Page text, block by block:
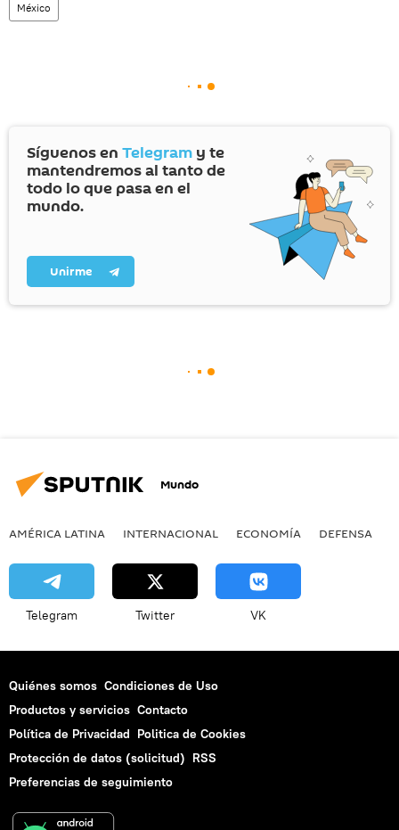
México
Síguenos en Telegram y te
mantendremos al tanto de
todo lo que pasa en el
mundo.
Unirme
Mundo
AMÉRICA LATINA INTERNACIONAL ECONOMÍA DEFENSA
Telegram Twitter VK
Quiénes somos Condiciones de Uso
Productos y servicios Contacto
Política de Privacidad Politica de Cookies
Protección de datos (solicitud) RSS
Preferencias de seguimiento